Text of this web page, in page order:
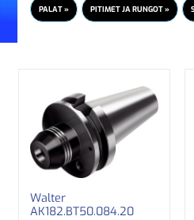
PALAT » PITIMET JA RUNGOT »
Walter
AK182.BT50.084.20